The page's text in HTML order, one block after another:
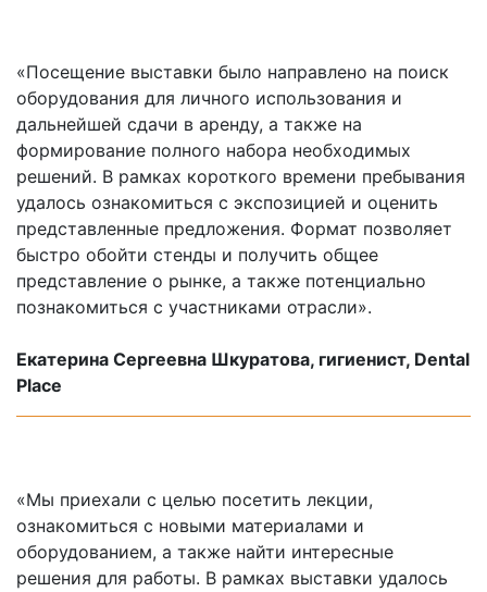
«Посещение выставки было направлено на поиск
оборудования для личного использования и
дальнейшей сдачи в аренду, а также на
формирование полного набора необходимых
решений. В рамках короткого времени пребывания
удалось ознакомиться с экспозицией и оценить
представленные предложения. Формат позволяет
быстро обойти стенды и получить общее
представление о рынке, а также потенциально
познакомиться с участниками отрасли».
Екатерина Сергеевна Шкуратова, гигиенист, Dental
Place
«Мы приехали с целью посетить лекции,
ознакомиться с новыми материалами и
оборудованием, а также найти интересные
решения для работы. В рамках выставки удалось